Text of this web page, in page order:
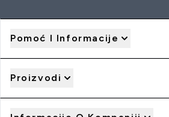
Pomoć I Informacije
Proizvodi